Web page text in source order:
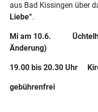
aus Bad Kissingen über
Liebe“.
Mi am 10.6.
Änderung)
19.00 bis 20.30 Uhr
gebührenfrei